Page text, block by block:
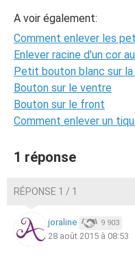
A voir également:
Comment enlever les
Enlever racine d'un cor
Petit bouton blanc sur la
Bouton sur le ventre
Bouton sur le front
Comment enlever un
1 réponse
RÉPONSE 1 / 1
joraline 9 903
28 août 2015 à 08:53